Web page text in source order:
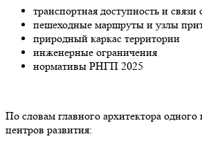
транспортная доступность и связи
пешеходные маршруты и узлы
природный каркас территории
инженерные ограничения
нормативы РНГП 2025
По словам главного архитектора одного
центров развития: